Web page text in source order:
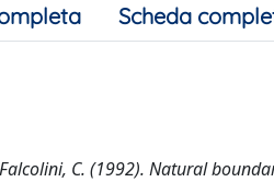
Scheda
C. (1992). Natural